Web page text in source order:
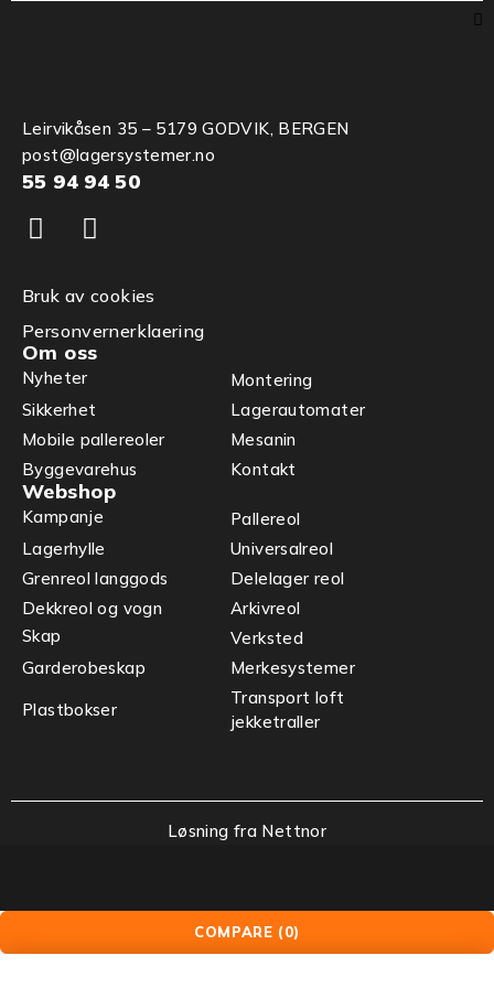
Leirvikåsen 35 – 5179 GODVIK, BERGEN
post@lagersystemer.no
55 94 94 50
Bruk av cookies
Personvernerklaering
Om oss
Nyheter
Montering
Sikkerhet
Lagerautomater
Mobile pallereoler
Mesanin
Byggevarehus
Kontakt
Webshop
Kampanje
Pallereol
Lagerhylle
Universalreol
Grenreol langgods
Delelager reol
Dekkreol og vogn
Arkivreol
Skap
Verksted
Garderobeskap
Merkesystemer
Plastbokser
Transport loft
jekketraller
Løsning fra Nettnor
COMPARE (0)